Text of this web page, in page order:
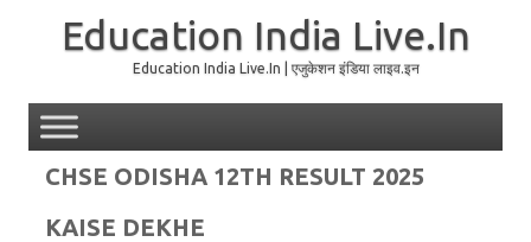
Education India Live.In
Education India Live.In | एजुकेशन इंडिया लाइव.इन
CHSE ODISHA 12TH RESULT 2025
KAISE DEKHE